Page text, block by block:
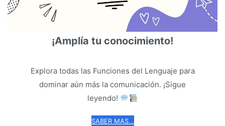
¡Amplía tu conocimiento!
Explora todas las Funciones del Lenguaje para
dominar aún más la comunicación. ¡Sigue
leyendo!
SABER MAS…